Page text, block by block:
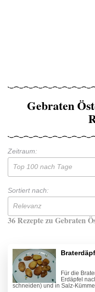
Gebraten
Zeitraum:
Top 100 nach Tage
Sortiert nach:
Relevanz
36 Rezepte zu Gebraten
Für die
Erdäpfel
schneiden) und in Salz-